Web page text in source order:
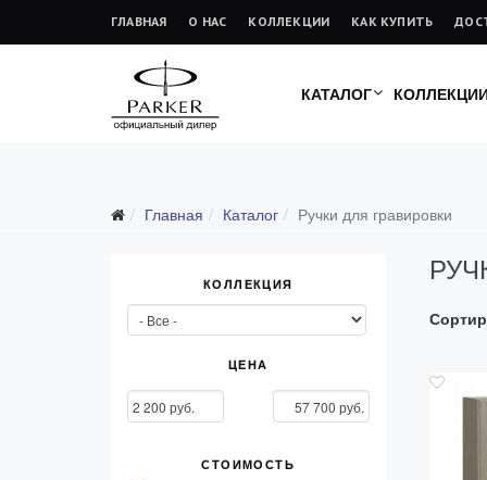
ГЛАВНАЯ О НАС КОЛЛЕКЦИИ КАК КУПИТЬ
КАТАЛОГ
Главная Каталог Ручки для гравировки
КОЛЛЕКЦИЯ
ЦЕНА
СТОИМОСТЬ
Ежедневники
С золотым пером
Распродажа
Аксессуары
Запчасти
Подарочные сертификаты